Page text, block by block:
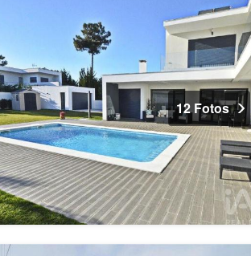
12 Fotos